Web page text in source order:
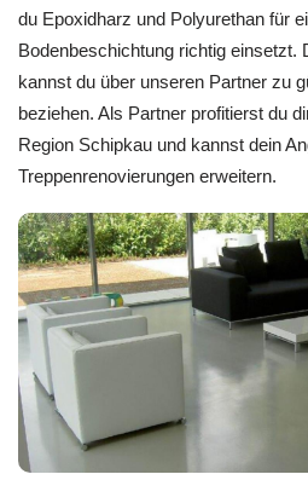
du Epoxidharz und Polyurethan für
Bodenbeschichtung richtig einsetzt.
kannst du über unseren Partner zu
beziehen. Als Partner profitierst du
Region Schipkau und kannst dein
Treppenrenovierungen erweitern.